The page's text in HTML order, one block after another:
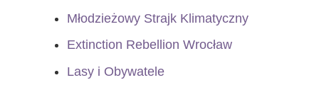
Młodzieżowy Strajk Klimatyczny
Extinction Rebellion Wrocław
Lasy i Obywatele